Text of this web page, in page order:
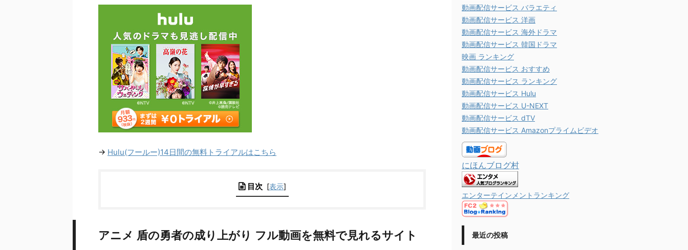
→ Hulu(フールー)14日間の無料トライアルはこちら
目次 [表示]
アニメ 盾の勇者の成り上がり フル動画を無料で見れるサイト
動画配信サービス バラエティ
動画配信サービス 洋画
動画配信サービス 海外ドラマ
動画配信サービス 韓国ドラマ
映画 ランキング
動画配信サービス おすすめ
動画配信サービス ランキング
動画配信サービス Hulu
動画配信サービス U-NEXT
動画配信サービス dTV
動画配信サービス Amazonプライムビデオ
にほんブログ村
エンターテインメントランキング
最近の投稿